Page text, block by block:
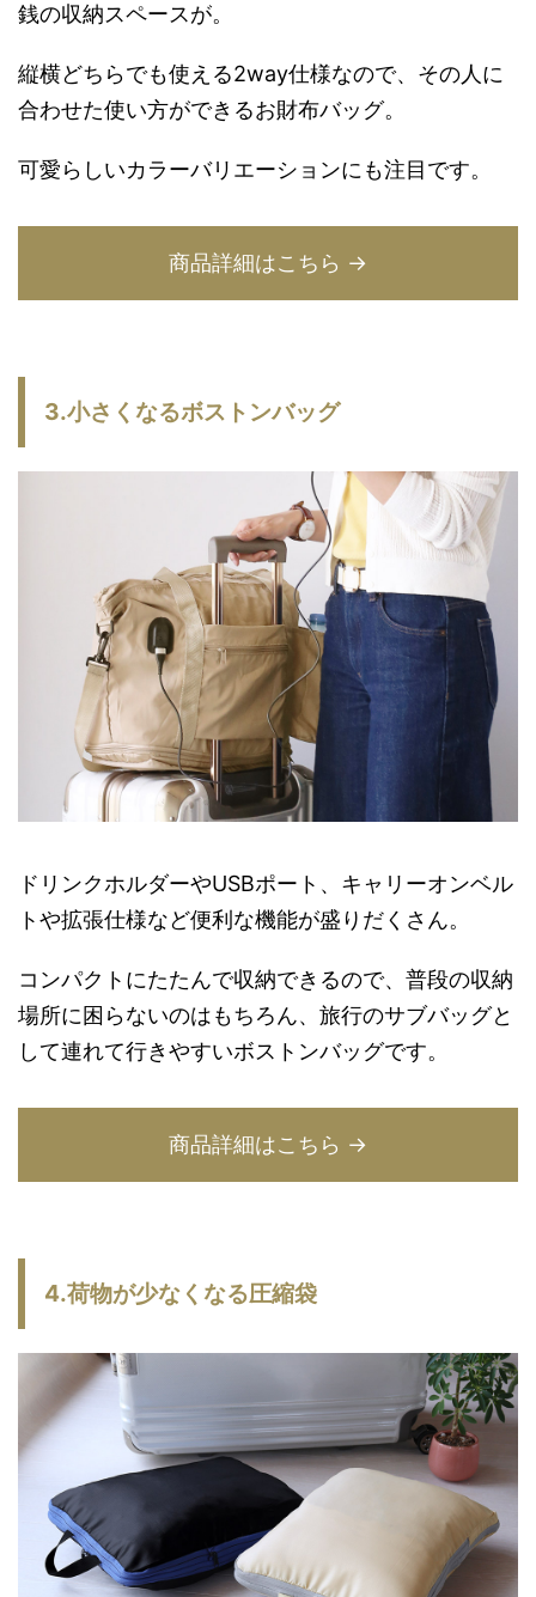
銭の収納スペースが。
縦横どちらでも使える2way仕様なので、その人に
合わせた使い方ができるお財布バッグ。
可愛らしいカラーバリエーションにも注目です。
商品詳細はこちら →
3.小さくなるボストンバッグ
ドリンクホルダーやUSBポート、キャリーオンベル
トや拡張仕様など便利な機能が盛りだくさん。
コンパクトにたたんで収納できるので、普段の収納
場所に困らないのはもちろん、旅行のサブバッグと
して連れて行きやすいボストンバッグです。
商品詳細はこちら →
4.荷物が少なくなる圧縮袋